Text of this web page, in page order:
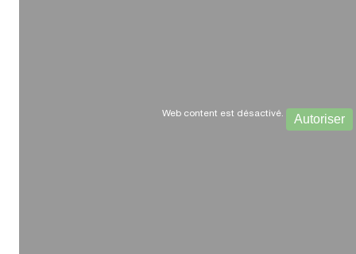
Web content est désactivé. Autoriser